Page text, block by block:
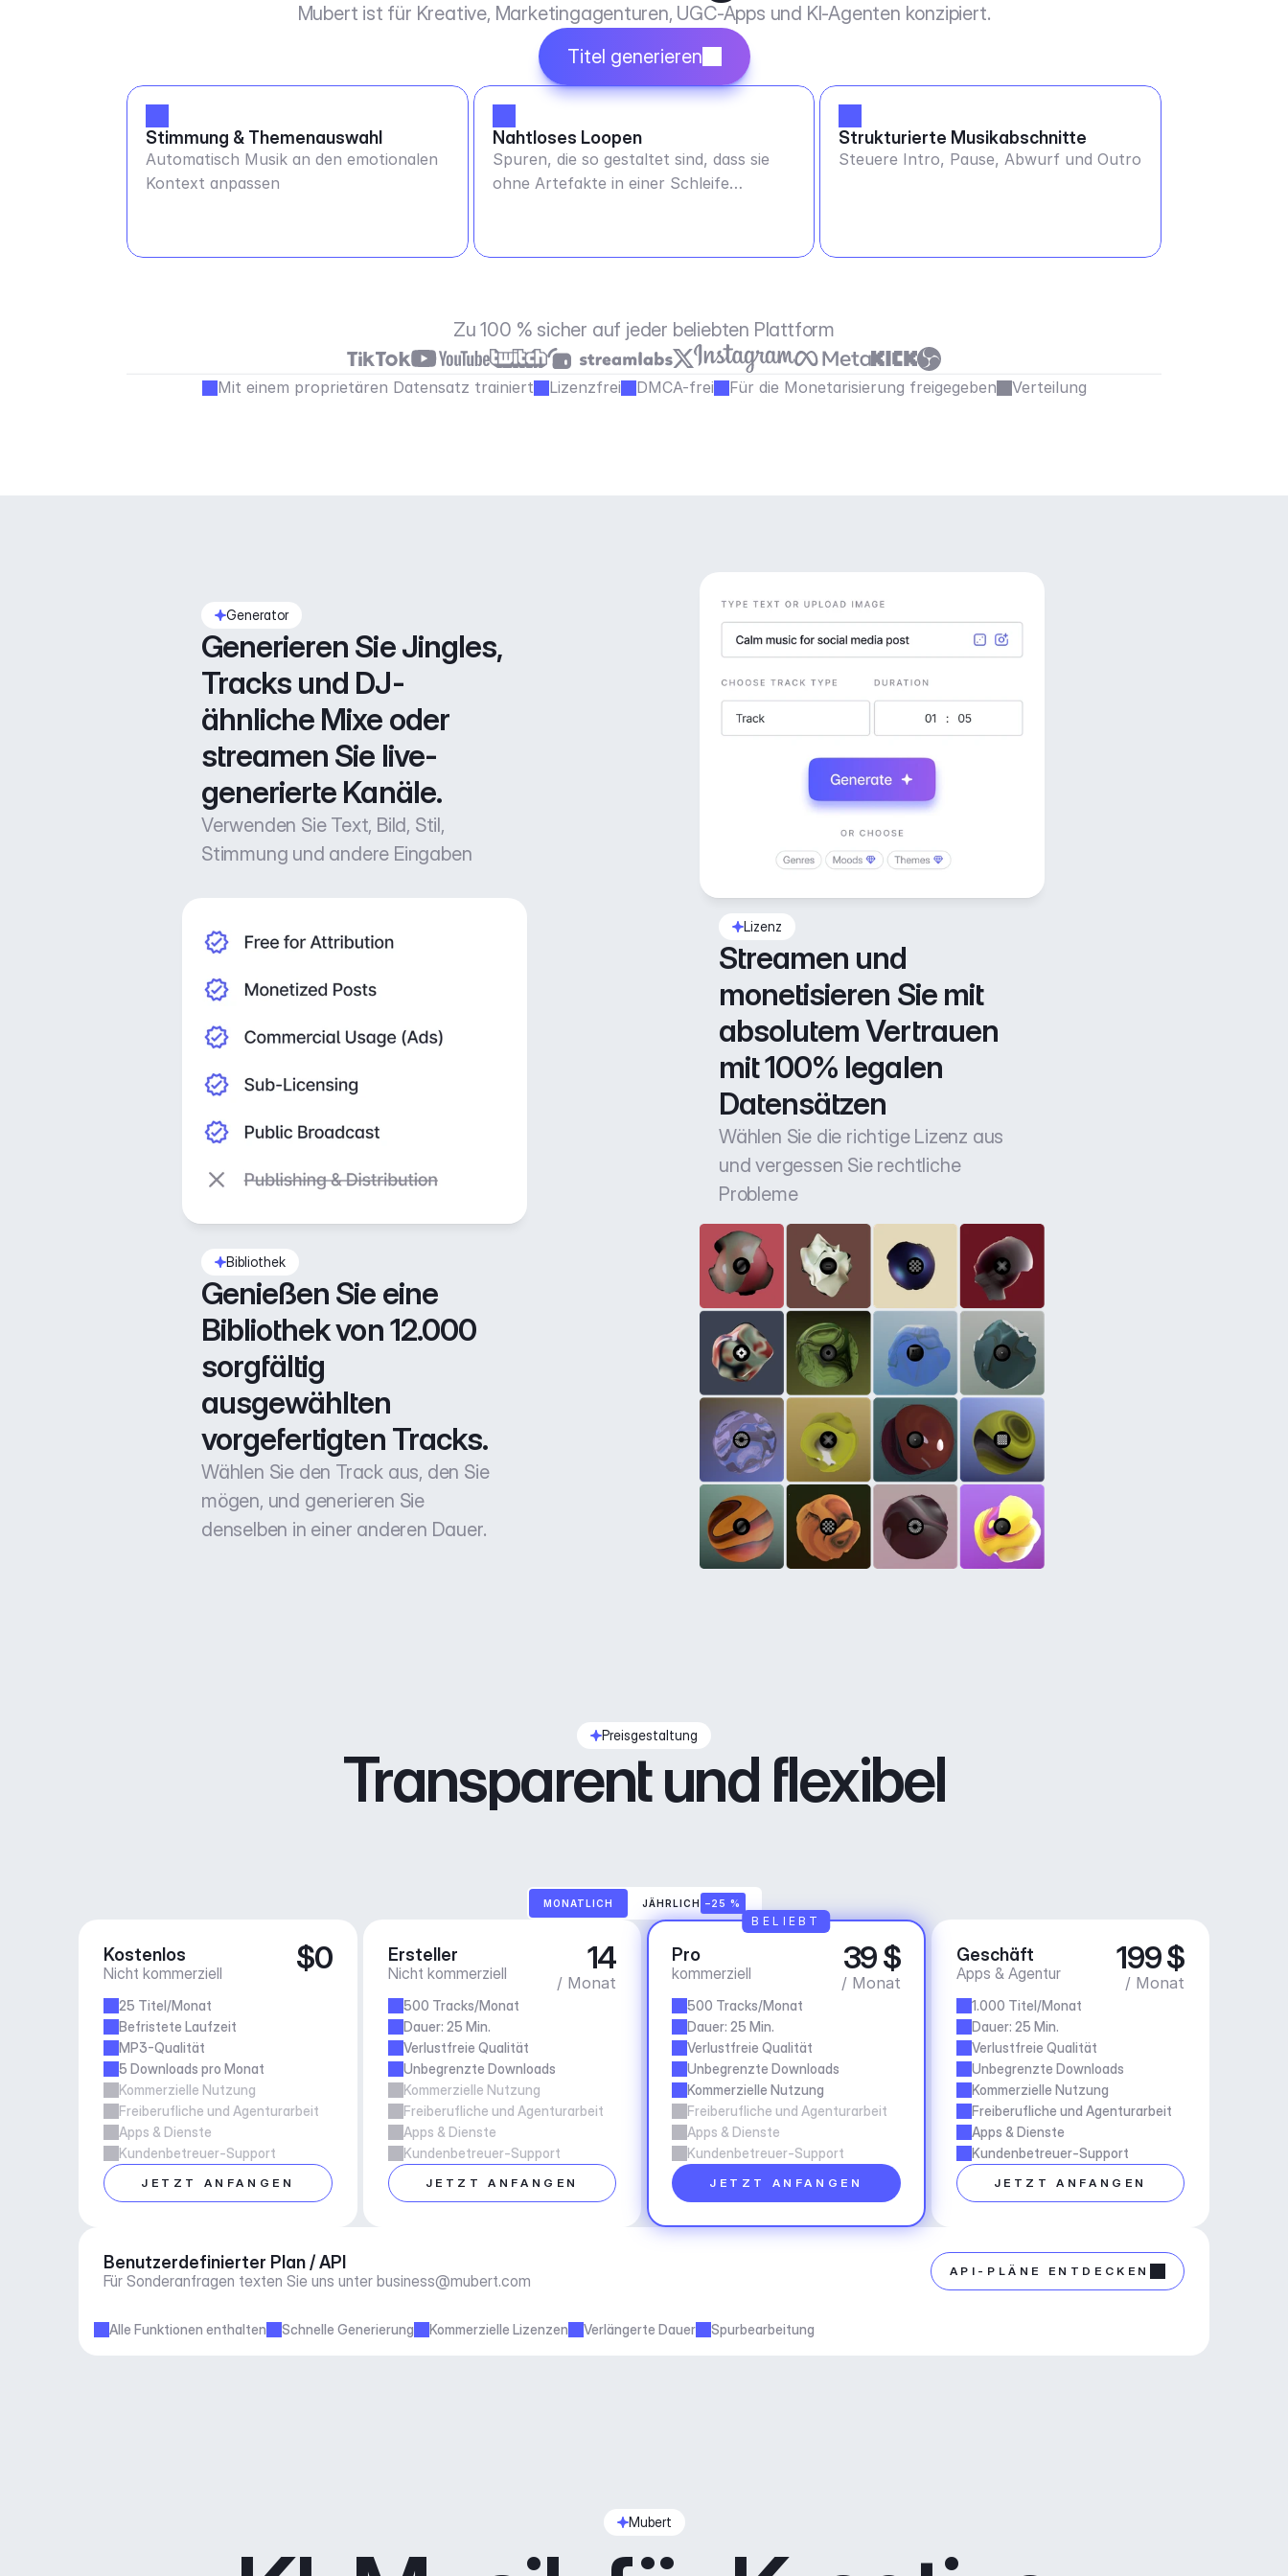
Mubert ist für Kreative, Marketingagenturen, UGC-Apps und KI-Agenten konzipiert.
Titel generieren
Stimmung & Themenauswahl
Automatisch Musik an den emotionalen
Kontext anpassen
Nahtloses Loopen
Spuren, die so gestaltet sind, dass sie
ohne Artefakte in einer Schleife
Strukturierte Musikabschnitte
Steuere Intro, Pause, Abwurf und Outro
Zu 100 % sicher auf jeder beliebten Plattform
Mit einem proprietären Datensatz trainiert Lizenzfrei DMCA-frei Für die Monetarisierung freigegeben Verteilung
Generator
Generieren Sie Jingles,
Tracks und DJ-
ähnliche Mixe oder
streamen Sie live-
generierte Kanäle.
Verwenden Sie Text, Bild, Stil,
Stimmung und andere Eingaben
Lizenz
Streamen und
monetisieren Sie mit
absolutem Vertrauen
mit 100% legalen
Datensätzen
Wählen Sie die richtige Lizenz aus
und vergessen Sie rechtliche
Probleme
Bibliothek
Genießen Sie eine
Bibliothek von 12.000
sorgfältig
ausgewählten
vorgefertigten Tracks.
Wählen Sie den Track aus, den Sie
mögen, und generieren Sie
denselben in einer anderen Dauer.
Preisgestaltung
Transparent und flexibel
MONATLICH JÄHRLICH –25 %
Kostenlos
Nicht kommerziell $0
25 Titel/Monat
Befristete Laufzeit
MP3-Qualität
5 Downloads pro Monat
Kommerzielle Nutzung
Freiberufliche und Agenturarbeit
Apps & Dienste
Kundenbetreuer-Support
JETZT ANFANGEN
Ersteller
Nicht kommerziell 14
/ Monat
500 Tracks/Monat
Dauer: 25 Min.
Verlustfreie Qualität
Unbegrenzte Downloads
Kommerzielle Nutzung
Freiberufliche und Agenturarbeit
Apps & Dienste
Kundenbetreuer-Support
JETZT ANFANGEN
Pro
kommerziell 39 $
/ Monat
500 Tracks/Monat
Dauer: 25 Min.
Verlustfreie Qualität
Unbegrenzte Downloads
Kommerzielle Nutzung
Freiberufliche und Agenturarbeit
Apps & Dienste
Kundenbetreuer-Support
JETZT ANFANGEN
BELIEBT
Geschäft
Apps & Agentur 199 $
/ Monat
1.000 Titel/Monat
Dauer: 25 Min.
Verlustfreie Qualität
Unbegrenzte Downloads
Kommerzielle Nutzung
Freiberufliche und Agenturarbeit
Apps & Dienste
Kundenbetreuer-Support
JETZT ANFANGEN
Benutzerdefinierter Plan / API
Für Sonderanfragen texten Sie uns unter business@mubert.com
API-PLÄNE ENTDECKEN
Alle Funktionen enthalten Schnelle Generierung Kommerzielle Lizenzen Verlängerte Dauer Spurbearbeitung
Mubert